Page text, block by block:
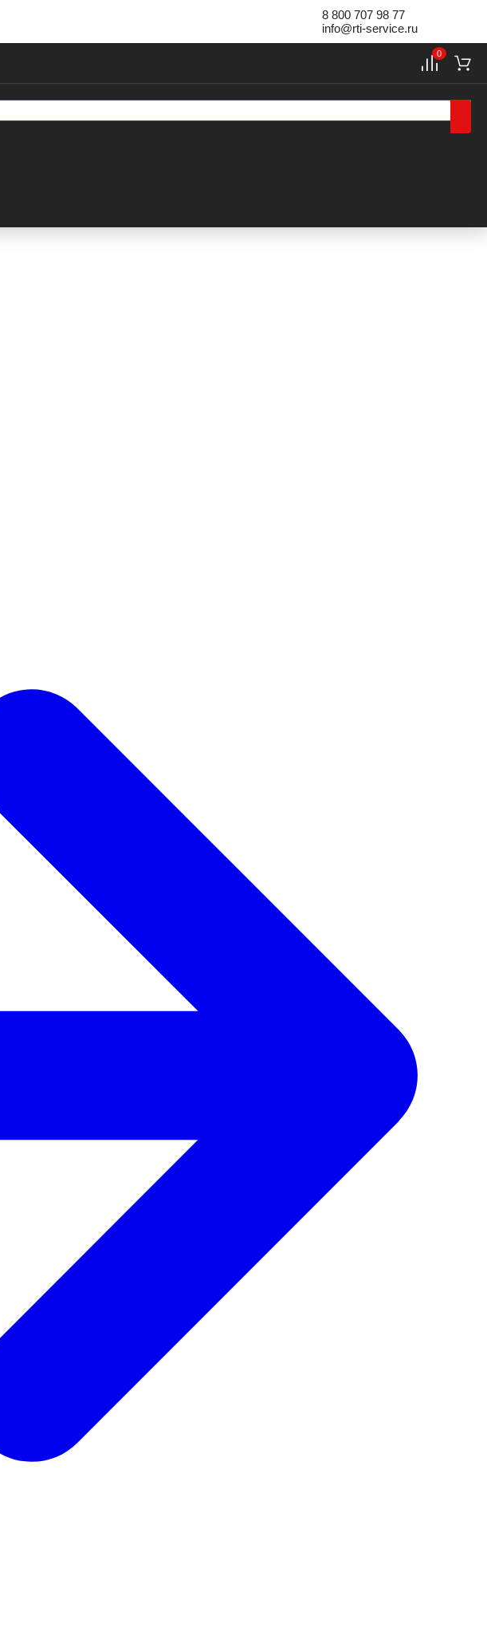
8 800 707 98 77
info@rti-service.ru
0